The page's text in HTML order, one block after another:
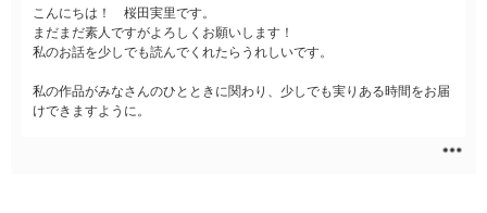
こんにちは！ 桜田実里です。
まだまだ素人ですがよろしくお願いします！
私のお話を少しでも読んでくれたらうれしいです。
私の作品がみなさんのひとときに関わり、少しでも実りある時間をお届
けできますように。